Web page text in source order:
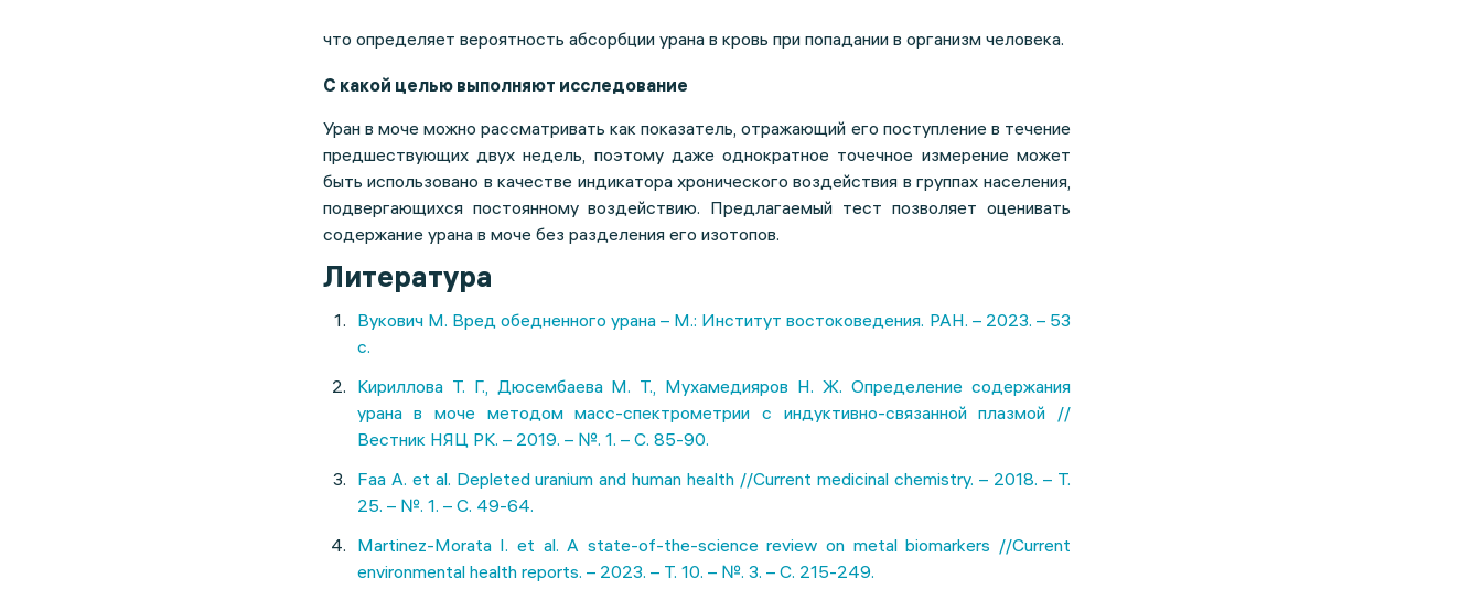
что определяет вероятность абсорбции урана в кровь при попадании в организм человека.
С какой целью выполняют исследование
Уран в моче можно рассматривать как показатель, отражающий его поступление в течение
предшествующих двух недель, поэтому даже однократное точечное измерение может
быть использовано в качестве индикатора хронического воздействия в группах населения,
подвергающихся постоянному воздействию. Предлагаемый тест позволяет оценивать
содержание урана в моче без разделения его изотопов.
Литература
Вукович М. Вред обедненного урана – М.: Институт востоковедения. РАН. – 2023. – 53
с.
Кириллова Т. Г., Дюсембаева М. Т., Мухамедияров Н. Ж. Определение содержания
урана в моче методом масс-спектрометрии с индуктивно-связанной плазмой //
Вестник НЯЦ РК. – 2019. – №. 1. – С. 85-90.
Faa A. et al. Depleted uranium and human health //Current medicinal chemistry. – 2018. – Т.
25. – №. 1. – С. 49-64.
Martinez-Morata I. et al. A state-of-the-science review on metal biomarkers //Current
environmental health reports. – 2023. – Т. 10. – №. 3. – С. 215-249.